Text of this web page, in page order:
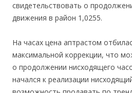
свидетельствовать о
движения в район 1,0255.
На часах цена аптрастом
максимальной коррекции, что
о продолжении нисходящего
начался к реализации